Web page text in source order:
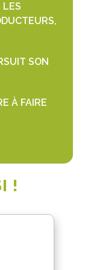
LES
SON
À FAIRE
!